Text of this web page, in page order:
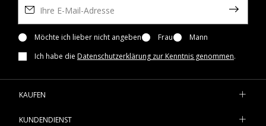
Möchte ich lieber nicht angeben Frau
Mann
Ich habe die Datenschutzerklärung zur Kenntnis genommen.
KAUFEN
KUNDENDIENST